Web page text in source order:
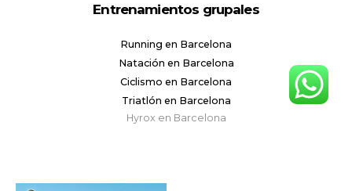
Entrenamientos grupales
Running en Barcelona
Natación en Barcelona
Ciclismo en Barcelona
Triatlón en Barcelona
Hyrox en Barcelona